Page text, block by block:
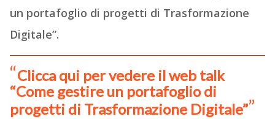
un portafoglio di progetti di Trasformazione
Digitale”.
Clicca qui per vedere il web talk
“Come gestire un portafoglio di
progetti di Trasformazione Digitale”